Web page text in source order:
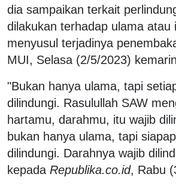
dia sampaikan terkait
dilakukan terhadap ulama atau
menyusul terjadinya
MUI, Selasa (2/5/2023)
"Bukan hanya ulama, tapi
dilindungi. Rasulullah SAW
hartamu, darahmu, itu wajib
bukan hanya ulama, tapi
dilindungi. Darahnya wajib
kepada Republika.co.id, Rabu